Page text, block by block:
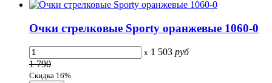
Очки стрелковые Sporty оранжевые 1060-0
x 1 503 руб
1 790
Скидка 16%